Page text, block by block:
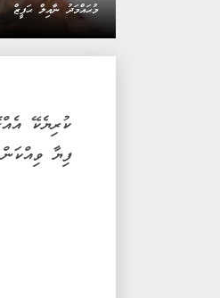
މުޙައްމަދު ނާއިލް ޙަފީޒް
ކުރިޔެކޭ
ފިޔާ